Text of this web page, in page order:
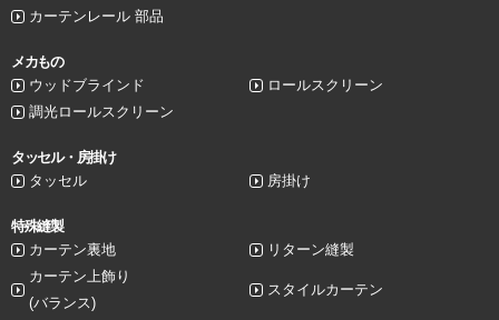
カーテンレール 部品
メカもの
ウッドブラインド
ロールスクリーン
調光ロールスクリーン
タッセル・房掛け
タッセル
房掛け
特殊縫製
カーテン裏地
リターン縫製
カーテン上飾り
(バランス)
スタイルカーテン